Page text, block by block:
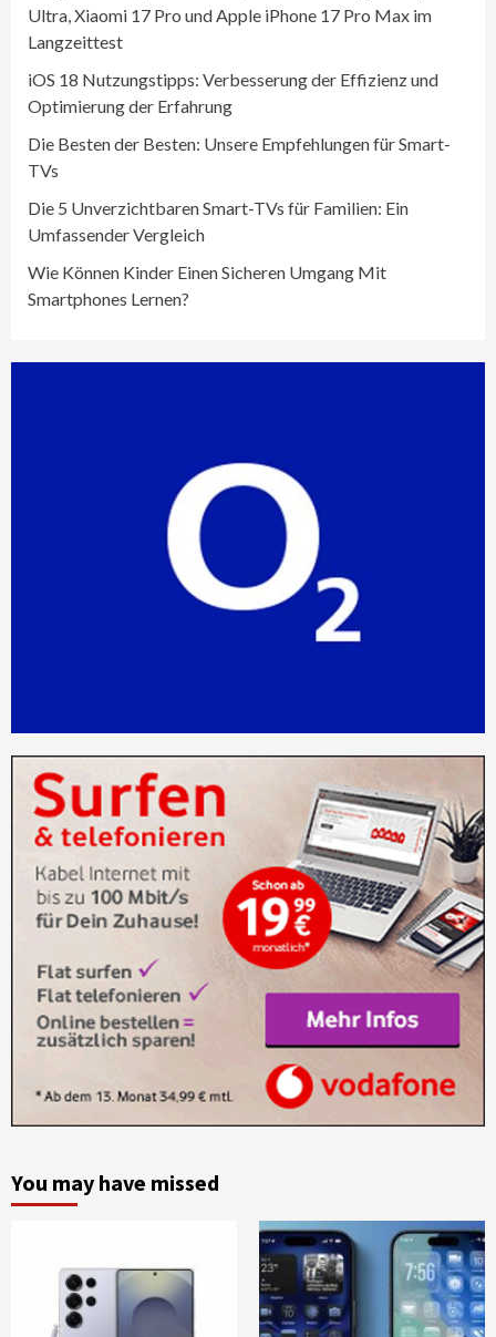
Ultra, Xiaomi 17 Pro und Apple iPhone 17 Pro Max im
Langzeittest
iOS 18 Nutzungstipps: Verbesserung der Effizienz und
Optimierung der Erfahrung
Die Besten der Besten: Unsere Empfehlungen für Smart-
TVs
Die 5 Unverzichtbaren Smart-TVs für Familien: Ein
Umfassender Vergleich
Wie Können Kinder Einen Sicheren Umgang Mit
Smartphones Lernen?
You may have missed